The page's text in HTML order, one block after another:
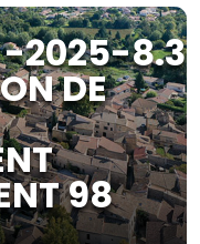
-2025-8.3
DE
98